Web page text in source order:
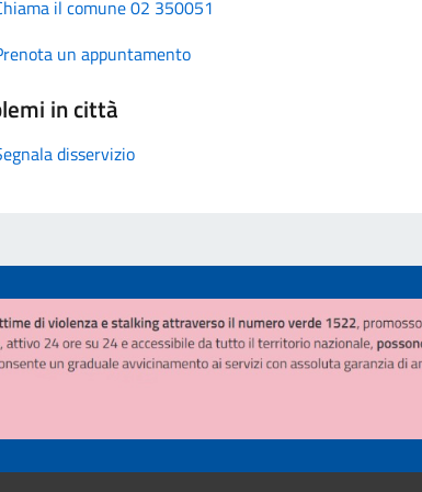
il comune 02 350051
un appuntamento
in città
disservizio